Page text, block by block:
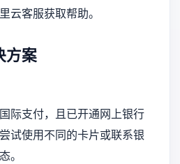
云客服获取帮助。
方案
际支付，且已开通网上银行
试使用不同的卡片或联系银
。